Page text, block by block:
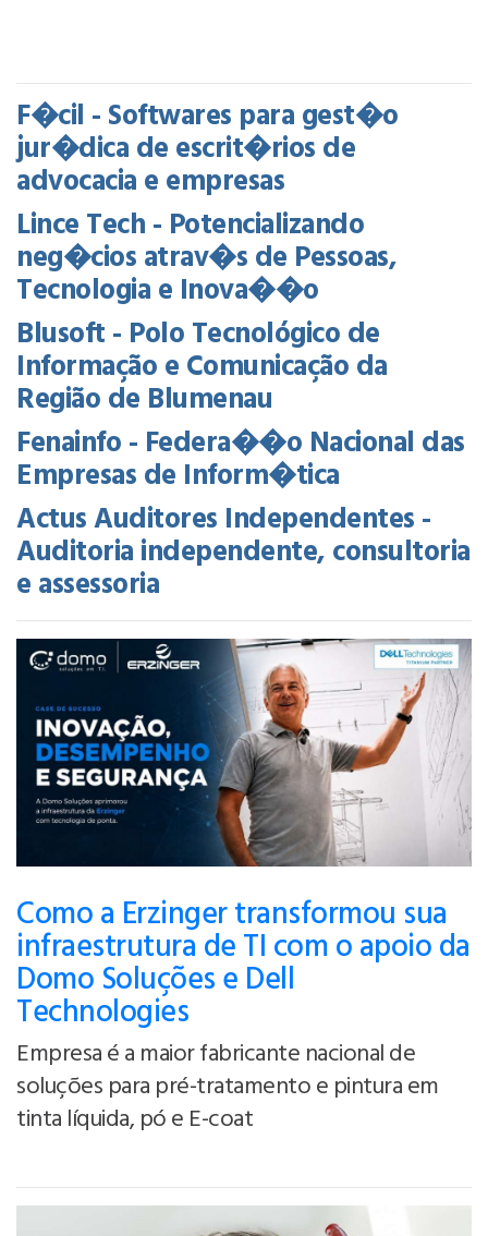
F�cil - Softwares para gest�o
jur�dica de escrit�rios de
advocacia e empresas
Lince Tech - Potencializando
neg�cios atrav�s de Pessoas,
Tecnologia e Inova��o
Blusoft - Polo Tecnológico de
Informação e Comunicação da
Região de Blumenau
Fenainfo - Federa��o Nacional das
Empresas de Inform�tica
Actus Auditores Independentes -
Auditoria independente, consultoria
e assessoria
Como a Erzinger transformou sua
infraestrutura de TI com o apoio da
Domo Soluções e Dell
Technologies
Empresa é a maior fabricante nacional de
soluções para pré-tratamento e pintura em
tinta líquida, pó e E-coat